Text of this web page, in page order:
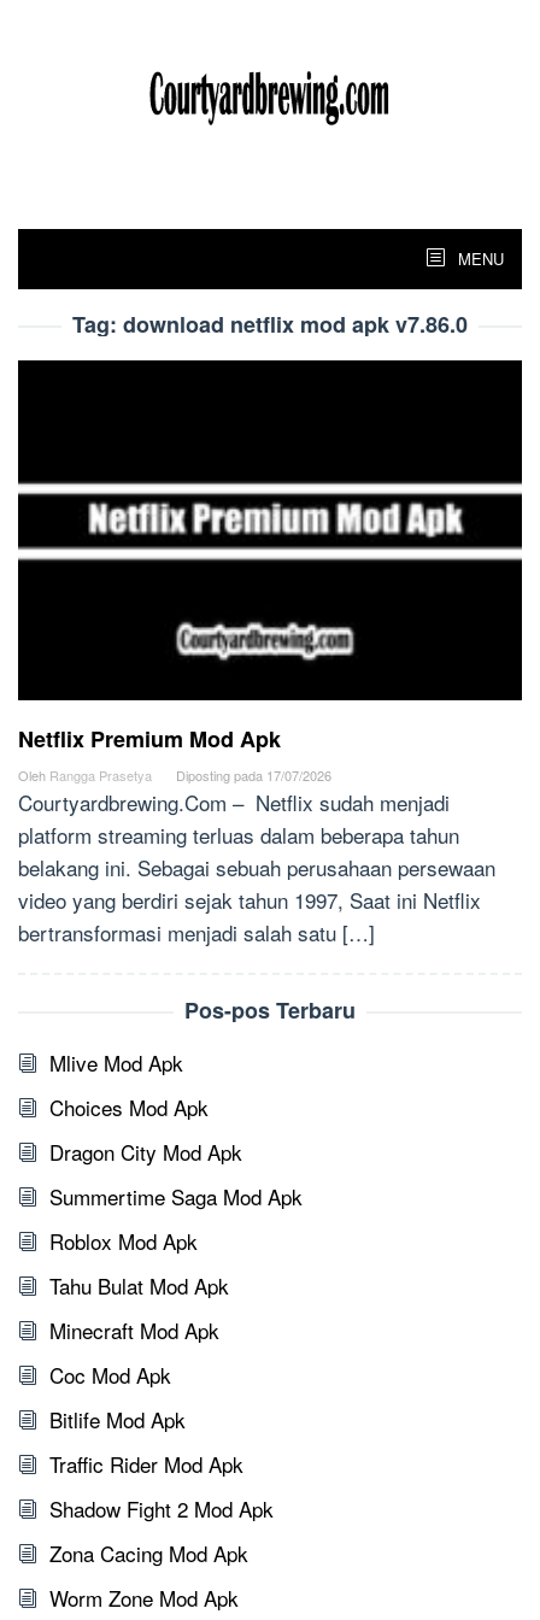
MENU
Tag: download netflix mod apk v7.86.0
Netflix Premium Mod Apk
Oleh Rangga Prasetya Diposting pada 17/07/2026
Courtyardbrewing.Com – Netflix sudah menjadi
platform streaming terluas dalam beberapa tahun
belakang ini. Sebagai sebuah perusahaan persewaan
video yang berdiri sejak tahun 1997, Saat ini Netflix
bertransformasi menjadi salah satu […]
Pos-pos Terbaru
Mlive Mod Apk
Choices Mod Apk
Dragon City Mod Apk
Summertime Saga Mod Apk
Roblox Mod Apk
Tahu Bulat Mod Apk
Minecraft Mod Apk
Coc Mod Apk
Bitlife Mod Apk
Traffic Rider Mod Apk
Shadow Fight 2 Mod Apk
Zona Cacing Mod Apk
Worm Zone Mod Apk